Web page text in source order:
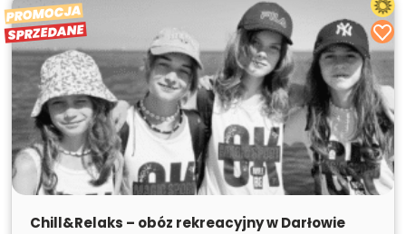
PROMOCJA
SPRZEDANE
SPRZEDANE
Chill&Relaks – obóz rekreacyjny w Darłowie